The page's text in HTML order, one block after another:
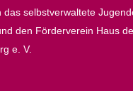
das selbstverwaltete
den Förderverein Haus
e. V.